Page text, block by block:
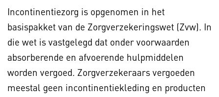
Incontinentiezorg is opgenomen in het
basispakket van de Zorgverzekeringswet (Zvw). In
die wet is vastgelegd dat onder voorwaarden
absorberende en afvoerende hulpmiddelen
worden vergoed. Zorgverzekeraars vergoeden
meestal geen incontinentiekleding en producten